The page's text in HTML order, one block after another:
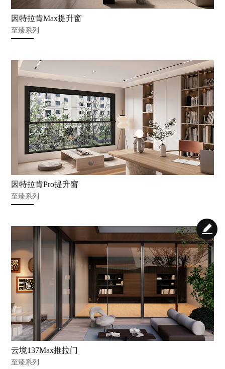
因特拉肯Max提升窗
至臻系列
因特拉肯Pro提升窗
至臻系列
云境137Max推拉门
至臻系列